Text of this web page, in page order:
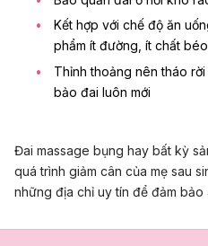
Kết hợp với chế độ ăn
phẩm ít đường, ít chất
Thỉnh thoảng nên tháo
bảo đai luôn mới
Đai massage bụng hay bất kỳ
quá trình giảm cân của mẹ sau
những địa chỉ uy tín để đảm bảo